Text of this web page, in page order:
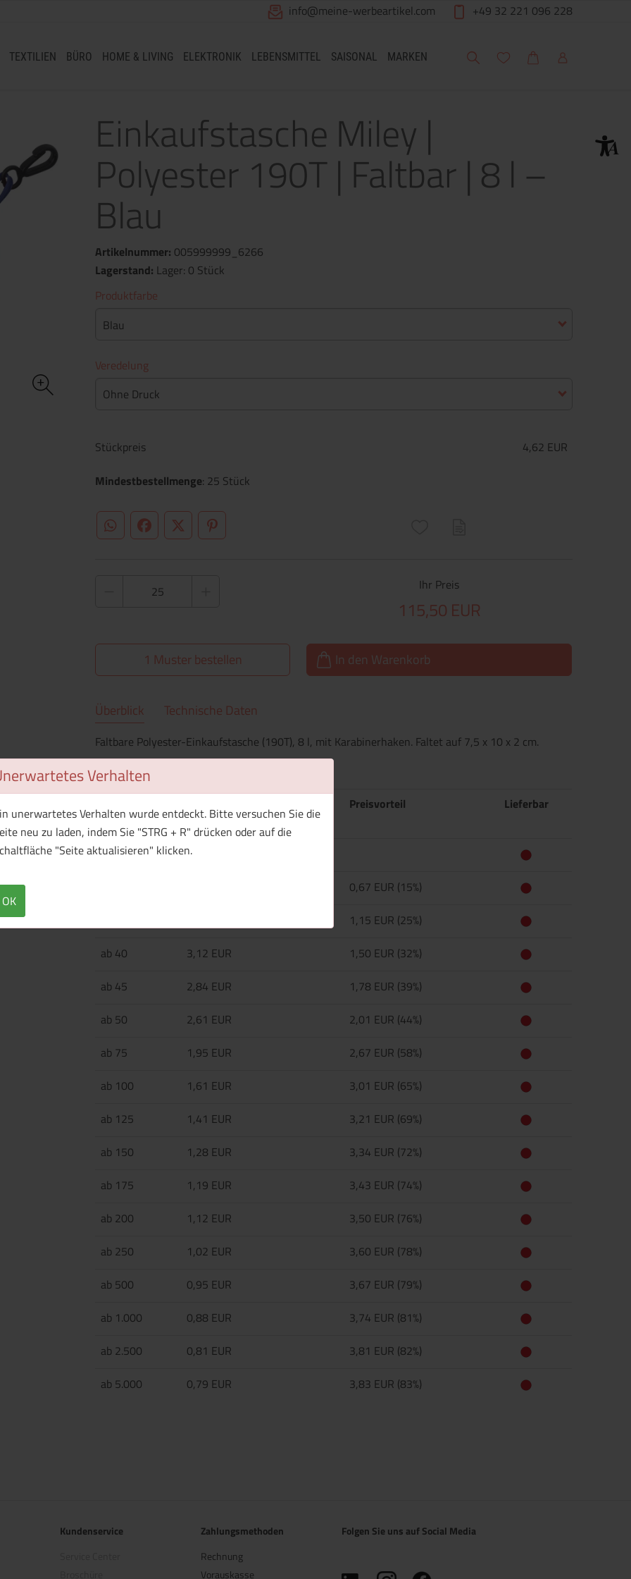
Verhalten
unerwartetes Verhalten wurde entdeckt. Bitte versuchen Sie die
neu zu laden, indem Sie "STRG + R" drücken oder auf die
"Seite aktualisieren" klicken.
OK
info@meine-werbeartikel.com +49 32 221 096 228
TEXTILIEN BÜRO HOME & LIVING ELEKTRONIK LEBENSMITTEL SAISONAL MARKEN Suche Meine Wunschliste
WarenkorbMein Account
Einkaufstasche Miley |
Polyester 190T | Faltbar | 8 l –
Blau
Artikelnummer: 005999999_6266
Lagerstand: Lager: 0 Stück
Produktfarbe
Blau
Veredelung
Ohne Druck
Stückpreis
4,62 EUR
Mindestbestellmenge: 25 Stück
WhatsApp (#[creator\plugin\share\core\structs\SocialSharingServiceSettings]:only_chrome#)
FacebookTwitter (#[creator\plugin\share\core\structs\SocialSharingServiceSettings]:formaly_twitter#)
Pinterest
Ihr Preis
115,50 EUR
1 Muster bestellen In den Warenkorb
Überblick Technische Daten
Faltbare Polyester-Einkaufstasche (190T), 8 l, mit Karabinerhaken. Faltet auf 7,5 x 10 x 2 cm.
Netto
Brutto
Preisvorteil Lieferbar
ab 25
4,62 EUR
0,67 EUR (15%)
1,15 EUR (25%)
ab 40
3,12 EUR
1,50 EUR (32%)
ab 45
2,84 EUR
1,78 EUR (39%)
ab 50
2,61 EUR
2,01 EUR (44%)
ab 75
1,95 EUR
2,67 EUR (58%)
ab 100
1,61 EUR
3,01 EUR (65%)
ab 125
1,41 EUR
3,21 EUR (69%)
ab 150
1,28 EUR
3,34 EUR (72%)
ab 175
1,19 EUR
3,43 EUR (74%)
ab 200
1,12 EUR
3,50 EUR (76%)
ab 250
1,02 EUR
3,60 EUR (78%)
ab 500
0,95 EUR
3,67 EUR (79%)
ab 1.000
0,88 EUR
3,74 EUR (81%)
ab 2.500
0,81 EUR
3,81 EUR (82%)
ab 5.000
0,79 EUR 3,83 EUR (83%)
Kundenservice
Zahlungsmethoden
Rechnung
Vorauskasse
Folgen Sie uns auf Social Media